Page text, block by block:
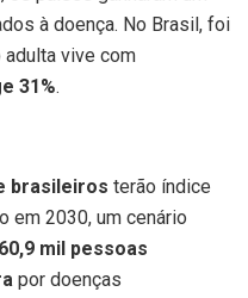
à doença. No Brasil, foi
adulta vive com
31%.
brasileiros terão índice
em 2030, um cenário
60,9 mil pessoas
por doenças